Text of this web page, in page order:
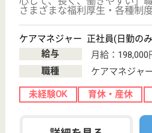
2012年4月OPEN
サービススタッフ／経験者採用2 正社員
給与
月給：325,000円
職種
介護職
給料多め 未経験OK
駅徒歩10分以内
詳細を見る WEB問合せ
ケアマネジャー 正社員(日勤のみ)